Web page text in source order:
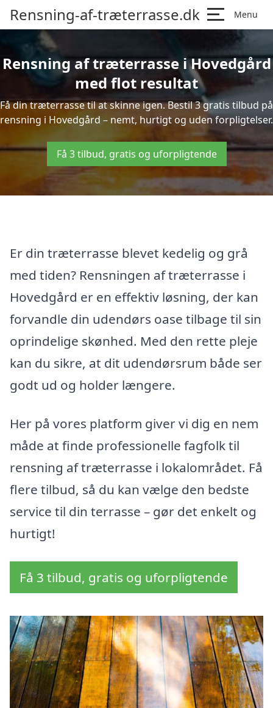
Rensning-af-træterrasse.dk Menu
Rensning af træterrasse i Hovedgård
med flot resultat
Få din træterrasse til at skinne igen. Bestil 3 gratis tilbud på
rensning i Hovedgård – nemt, hurtigt og uden forpligtelser.
Få 3 tilbud, gratis og uforpligtende
Er din træterrasse blevet kedelig og grå
med tiden? Rensningen af træterrasse i
Hovedgård er en effektiv løsning, der kan
forvandle din udendørs oase tilbage til sin
oprindelige skønhed. Med den rette pleje
kan du sikre, at dit udendørsrum både ser
godt ud og holder længere.
Her på vores platform giver vi dig en nem
måde at finde professionelle fagfolk til
rensning af træterrasse i lokalområdet. Få
flere tilbud, så du kan vælge den bedste
service til din terrasse – gør det enkelt og
hurtigt!
Få 3 tilbud, gratis og uforpligtende